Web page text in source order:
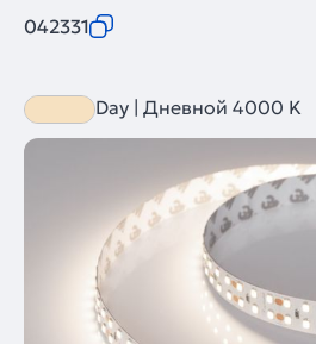
042331
Day | Дневной 4000 K